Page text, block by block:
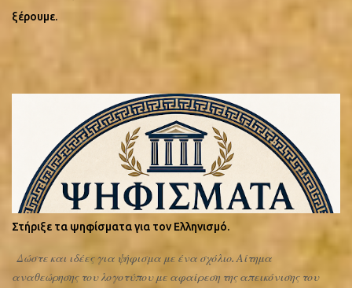
τους άγιο έναν προφήτη του αρχαίου Ισραήλ, χωρίς καν να
αναρωτιούνται τι σημαίνει το ίδιο του το όνομα. Αυτή είναι ίσως
ξέρουμε.
Στήριξε τα ψηφίσματα για τον Ελληνισμό.
Δώστε και ιδέες για ψήφισμα με ένα σχόλιο. Αίτημα
αναθεώρησης του λογοτύπου με αφαίρεση της απεικόνισης του